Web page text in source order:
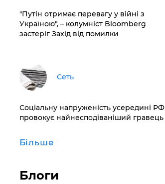
"Путін отримає перевагу у війні з
Україною", – колумніст Bloomberg
застеріг Захід від помилки
Сеть
Соціальну напруженість усередині РФ
провокує найнесподіваніший гравець
Більше
Блоги